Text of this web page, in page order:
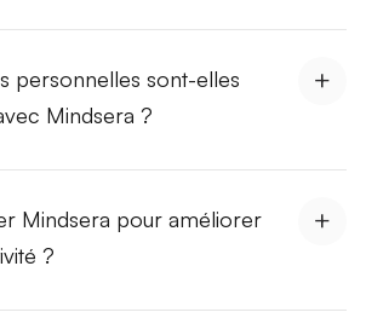
personnelles sont-elles
Mindsera ?
Mindsera pour améliorer
?